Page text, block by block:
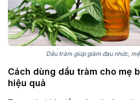
Dầu tràm giúp giảm đau nhức,
Cách dùng dầu tràm cho mẹ
hiệu quả